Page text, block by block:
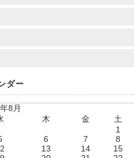
ダー
8月
木 金
土
1
6 7
8
13 14
15